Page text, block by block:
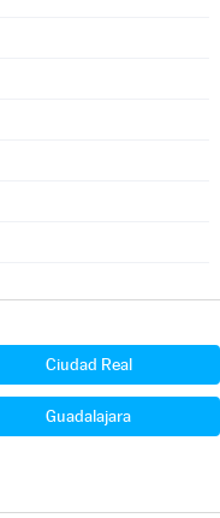
Ciudad Real
Guadalajara